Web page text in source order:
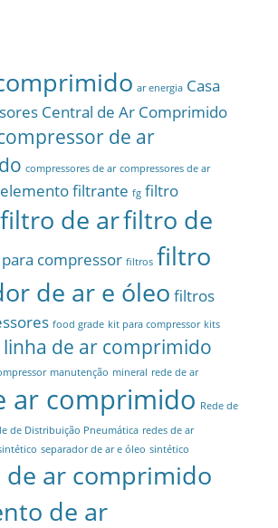
ar energia Casa
Central de Ar Comprimido
de ar
compressores de ar compressores de ar
elemento filtrante fg filtro
filtro de arfiltro de
compressor filtros filtro
de ar e óleo filtros
food grade kit para compressor kits
linha de ar comprimido
manutenção mineral rede de ar
ar comprimido Rede de
de Distribuição Pneumática redes de ar
separador de ar e óleo sintético
de ar comprimido
de ar